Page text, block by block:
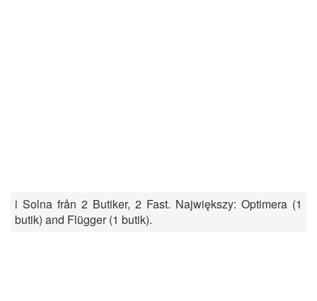
i Solna från 2 Butiker, 2 Fast. Największy: Optimera (1
butik) and Flügger (1 butik).